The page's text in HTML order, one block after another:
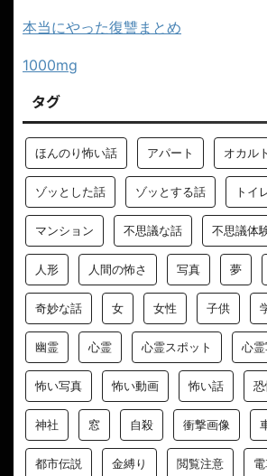
本当にやった復讐まとめ
1000mg
タグ
ほんのり怖い話 アパート オカルト
ゾッとした話 ゾッとする話 トイ
マンション 不思議な話 不思議体
人形 人間の怖さ 写真 夢
奇妙な話 女 女性 子供
幽霊 心霊 心霊スポット 心
怖い写真 怖い動画 怖い話
神社 窓 自殺 衝撃画像
都市伝説 金縛り 閲覧注意